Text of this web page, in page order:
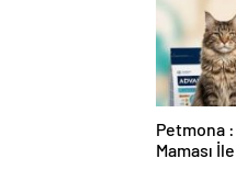
Petmona
Maması